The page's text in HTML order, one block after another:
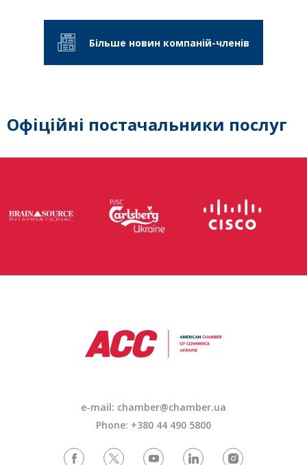
Більше новин компаній-членів
Офіційні постачальники послуг
e-mail: chamber@chamber.ua
Phone: +380 44 490 5800